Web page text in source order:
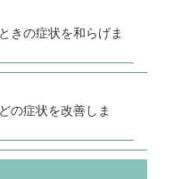
きの症状を和らげま
の症状を改善しま